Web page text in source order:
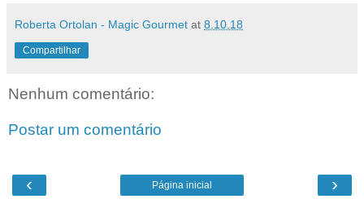
Roberta Ortolan - Magic Gourmet at 8.10.18
Compartilhar
Nenhum comentário:
Postar um comentário
‹ ›
Página inicial